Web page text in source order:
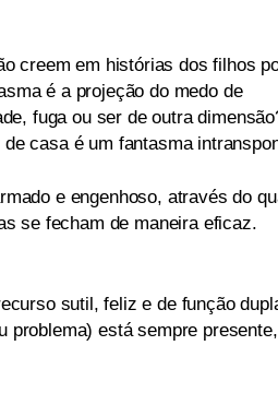
creem em histórias dos filhos
é a projeção do medo de
fuga ou ser de outra
casa é um fantasma
e engenhoso, através do
se fecham de maneira eficaz.
sutil, feliz e de função
problema) está sempre